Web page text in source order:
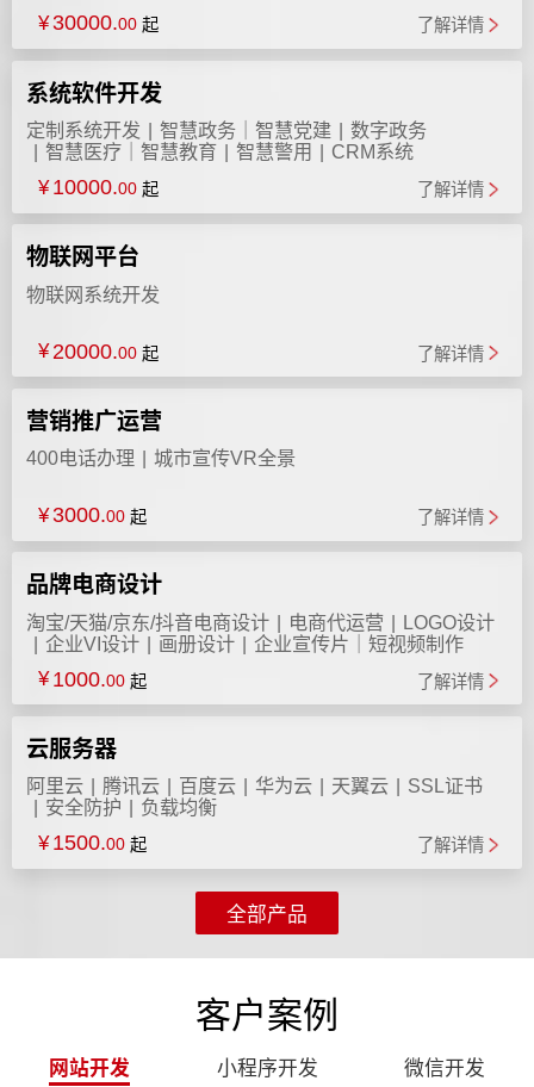
¥ 30000.00 起 了解详情
系统软件开发
定制系统开发 智慧政务｜智慧党建
数字政务
智慧医疗｜智慧教育
智慧警用
CRM系统
¥ 10000.00 起 了解详情
物联网平台
物联网系统开发
¥ 20000.00 起 了解详情
营销推广运营
400电话办理 城市宣传VR全景
¥ 3000.00 起 了解详情
品牌电商设计
淘宝/天猫/京东/抖音电商设计 电商代运营
LOGO设计
企业VI设计
画册设计 企业宣传片｜短视频制作
¥ 1000.00 起 了解详情
云服务器
阿里云 腾讯云 百度云 华为云 天翼云
SSL证书
安全防护
负载均衡
¥ 1500.00 起 了解详情
全部产品
客户案例
网站开发 小程序开发 微信开发